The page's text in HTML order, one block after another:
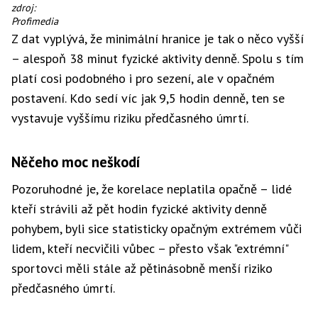
Pár,
který
dělá
něco
pro
své
zdraví
zdroj:
Profimedia
Z dat vyplývá, že minimální hranice je tak o něco vyšší
– alespoň 38 minut fyzické aktivity denně. Spolu s tím
platí cosi podobného i pro sezení, ale v opačném
postavení. Kdo sedí víc jak 9,5 hodin denně, ten se
vystavuje vyššímu riziku předčasného úmrtí.
Něčeho moc neškodí
Pozoruhodné je, že korelace neplatila opačně – lidé
kteří strávili až pět hodin fyzické aktivity denně
pohybem, byli sice statisticky opačným extrémem vůči
lidem, kteří necvičili vůbec – přesto však "extrémní"
sportovci měli stále až pětinásobně menší riziko
předčasného úmrtí.